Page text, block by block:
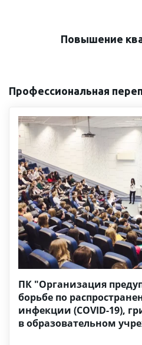
Повышение
Профессиональная
ПК "Организация
борьбе по
инфекции (COVID-19),
в